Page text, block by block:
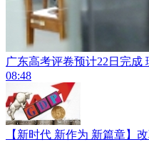
广东高考评卷预计22日完成
08:48
【新时代 新作为 新篇章】